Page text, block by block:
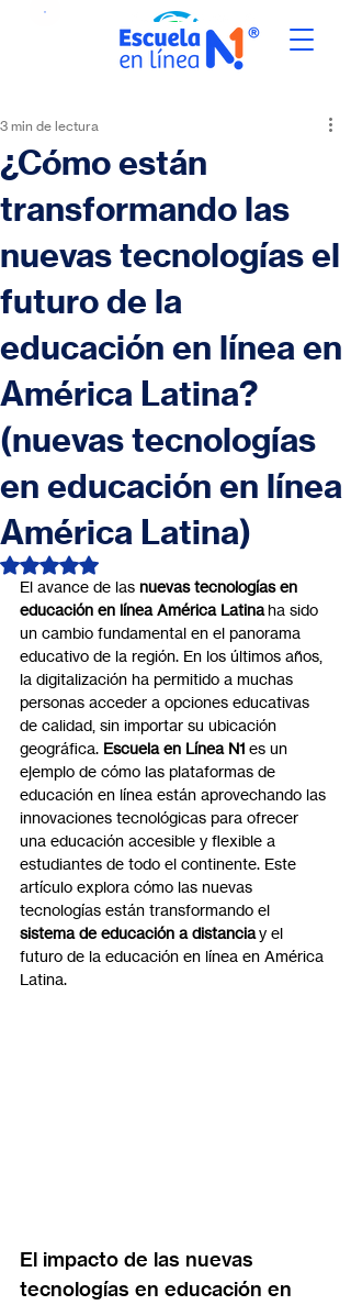
¿Cómo están
transformando las
nuevas tecnologías el
futuro de la
educación en línea en
América Latina?
(nuevas tecnologías
en educación en línea
América Latina)
3 min de lectura
Obtuvo NaN de 5 estrellas.
El avance de las nuevas tecnologías en
educación en línea América Latina ha sido
un cambio fundamental en el panorama
educativo de la región. En los últimos años,
la digitalización ha permitido a muchas
personas acceder a opciones educativas
de calidad, sin importar su ubicación
geográfica. Escuela en Línea N1 es un
ejemplo de cómo las plataformas de
educación en línea están aprovechando las
innovaciones tecnológicas para ofrecer
una educación accesible y flexible a
estudiantes de todo el continente. Este
artículo explora cómo las nuevas
tecnologías están transformando el
sistema de educación a distancia y el
futuro de la educación en línea en América
Latina.
El impacto de las nuevas
tecnologías en educación en